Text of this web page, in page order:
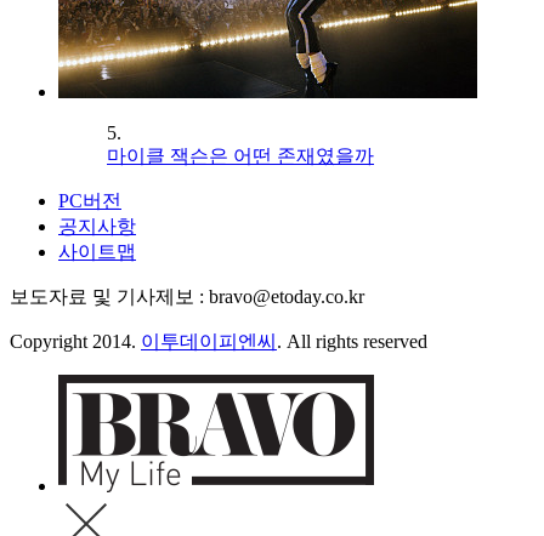
5.
마이클 잭슨은 어떤 존재였을까
PC버전
공지사항
사이트맵
보도자료 및 기사제보 : bravo@etoday.co.kr
Copyright 2014. 이투데이피엔씨 . All rights reserved